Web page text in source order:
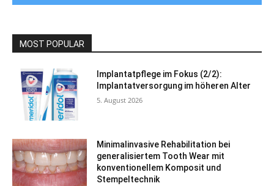
MOST POPULAR
Implantatpflege im Fokus (2/2):
Implantatversorgung im höheren Alter
5. August 2026
Minimalinvasive Rehabilitation bei
generalisiertem Tooth Wear mit
konventionellem Komposit und
Stempeltechnik